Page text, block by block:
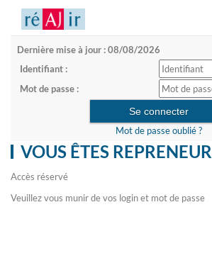
Dernière mise à jour : 08/08/2026
Identifiant :
Mot de passe :
Mot de passe oublié ?
VOUS ÊTES REPRENEUR
Accès réservé
Veuillez vous munir de vos login et mot de passe